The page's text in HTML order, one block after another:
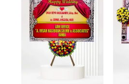
was:
Rp1.000.000.
is:
Rp725.000.